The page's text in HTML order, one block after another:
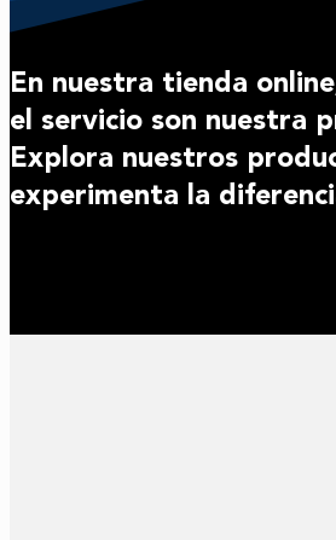
En nuestra tienda
el servicio son nuestra
Explora nuestros
experimenta la